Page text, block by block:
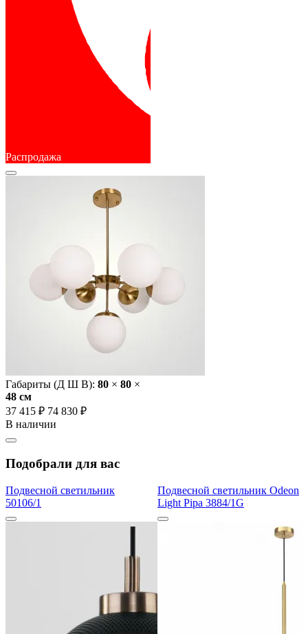
Распродажа
Габариты (Д Ш В): 80 × 80 ×
48 cм
37 415 ₽ 74 830 ₽
В наличии
Подобрали для вас
Подвесной светильник
50106/1
Подвесной светильник Odeon
Light Pipa 3884/1G